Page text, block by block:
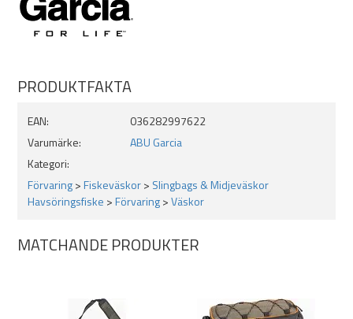
PRODUKTFAKTA
EAN:
036282997622
Varumärke:
ABU Garcia
Kategori:
Förvaring>Fiskeväskor> Slingbags & Midjeväskor
Havsöringsfiske >Förvaring>Väskor
MATCHANDE PRODUKTER